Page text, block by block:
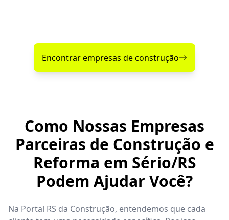
Encontrar empresas de construção
Como Nossas Empresas
Parceiras de Construção e
Reforma em Sério/RS
Podem Ajudar Você?
Na Portal RS da Construção, entendemos que cada